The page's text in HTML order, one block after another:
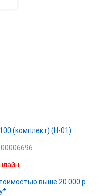
выше 20 000 р.